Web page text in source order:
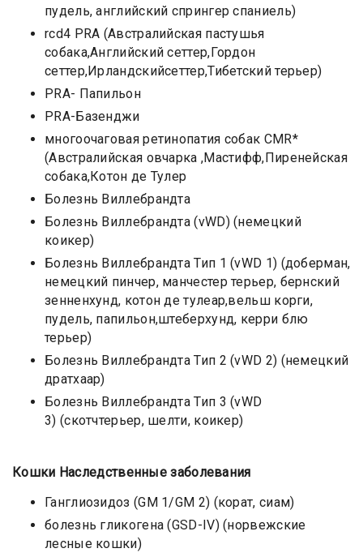
пудель, английский спрингер спаниель)
rcd4 PRA (Австралийская пастушья
собака,Английский сеттер,Гордон
сеттер,Ирландскийсеттер,Тибетский терьер)
PRA- Папильон
PRA-Базенджи
многоочаговая ретинопатия собак CMR*
(Австралийская овчарка ,Мастифф,Пиренейская
собака,Котон де Тулер
Болезнь Виллебрандта
Болезнь Виллебрандта (vWD) (немецкий
коикер)
Болезнь Виллебрандта Тип 1 (vWD 1) (доберман,
немецкий пинчер, манчестер терьер, бернский
зeнненхунд, котон де тулеар,вельш корги,
пудель, папильон,штеберхунд, керри блю
терьер)
Болезнь Виллебрандта Тип 2 (vWD 2) (немецкий
дратхаар)
Болезнь Виллебрандта Тип 3 (vWD
3) (скотчтерьер, шелти, коикер)
Кошки Наследственные заболевания
Ганглиозидоз (GM 1/GM 2) (корат, сиам)
болезнь гликогена (GSD-IV) (норвежские
лесные кошки)